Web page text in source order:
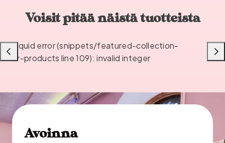
Voisit pitää näistä tuotteista
Liquid error (snippets/featured-collection-
or-products line 109): invalid integer
Liu'uta
vasemmalle
Avoinna